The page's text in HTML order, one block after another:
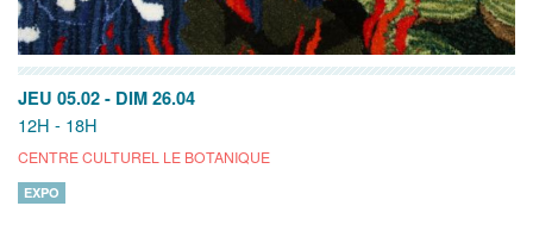
JEU 05.02 - DIM 26.04
12H - 18H
CENTRE CULTUREL LE BOTANIQUE
EXPO